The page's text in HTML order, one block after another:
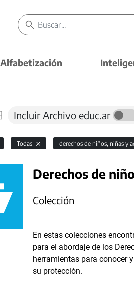
Alfabetización
Incluir Archivo educ.ar
Todas derechos de niños, niñas y
Derechos de
Colección
En estas colecciones
para el abordaje de los
herramientas para conocer
su protección.